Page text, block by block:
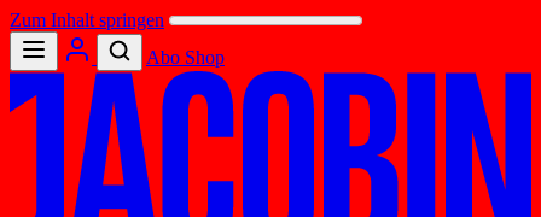
Zum Inhalt springen
Abo Shop